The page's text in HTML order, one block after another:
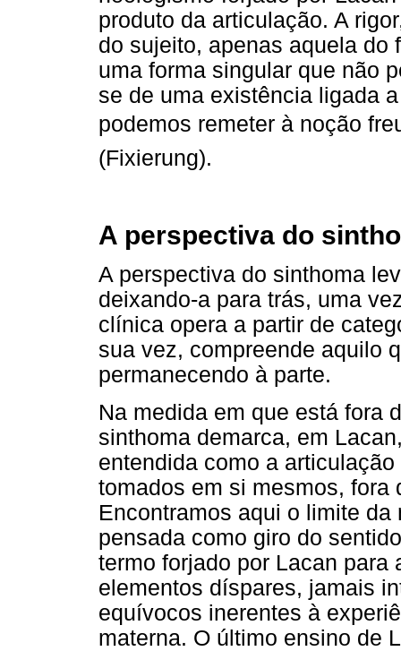
produto da articulação. A
do sujeito, apenas aquela do
uma forma singular que não
se de uma existência ligada
podemos remeter à noção
(Fixierung).
A perspectiva do
A perspectiva do sinthoma
deixando-a para trás, uma
clínica opera a partir de
sua vez, compreende aquilo
permanecendo à parte.
Na medida em que está fora
sinthoma demarca, em
entendida como a
tomados em si mesmos, fora
Encontramos aqui o limite
pensada como giro do
termo forjado por Lacan para
elementos díspares, jamais
equívocos inerentes à
materna. O último ensino de